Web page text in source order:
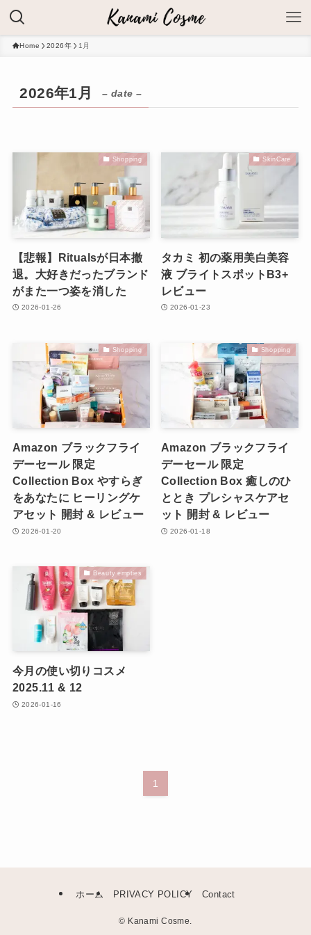
Home 2026年 1月
2026年1月 – date –
Shopping
【悲報】Ritualsが日本撤
退。大好きだったブランド
がまた一つ姿を消した
2026-01-26
SkinCare
タカミ 初の薬用美白美容
液 ブライトスポットB3+
レビュー
2026-01-23
Shopping
Amazon ブラックフライ
デーセール 限定
Collection Box やすらぎ
をあなたに ヒーリングケ
アセット 開封 & レビュー
2026-01-20
Shopping
Amazon ブラックフライ
デーセール 限定
Collection Box 癒しのひ
ととき プレシャスケアセ
ット 開封 & レビュー
2026-01-18
Beauty empties
今月の使い切りコスメ
2025.11 & 12
2026-01-16
1
ホーム PRIVACY POLICY Contact
© Kanami Cosme.